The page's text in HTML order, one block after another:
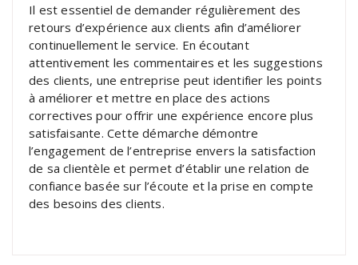
Il est essentiel de demander régulièrement des
retours d’expérience aux clients afin d’améliorer
continuellement le service. En écoutant
attentivement les commentaires et les suggestions
des clients, une entreprise peut identifier les points
à améliorer et mettre en place des actions
correctives pour offrir une expérience encore plus
satisfaisante. Cette démarche démontre
l’engagement de l’entreprise envers la satisfaction
de sa clientèle et permet d’établir une relation de
confiance basée sur l’écoute et la prise en compte
des besoins des clients.